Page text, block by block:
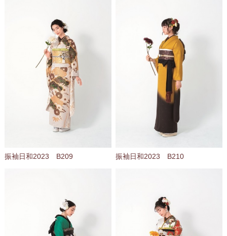
振袖日和2023 B209 振袖日和2023 B210